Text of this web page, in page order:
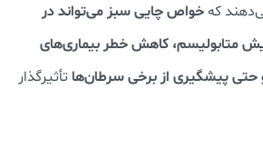
کهخواص چایی سبز می‌تواند در
متابولیسم، کاهش خطر بیماری‌های
حتی پیشگیری از برخی سرطان‌ها تأثیرگذار